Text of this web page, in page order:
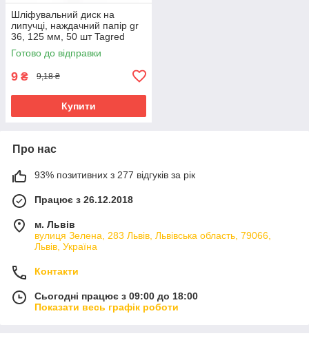
Шліфувальний диск на
липучці, наждачний папір gr
36, 125 мм, 50 шт Tagred
TA4007
Готово до відправки
9 ₴ 9,18 ₴
Купити
Про нас
93% позитивних з 277 відгуків за рік
Працює з 26.12.2018
м. Львів
вулиця Зелена, 283 Львів, Львівська область, 79066,
Львів, Україна
Контакти
Сьогодні працює з 09:00 до 18:00
Показати весь графік роботи